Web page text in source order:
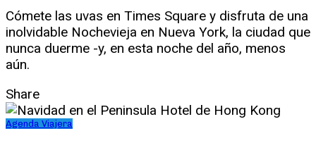
Cómete las uvas en Times Square y disfruta de una
inolvidable Nochevieja en Nueva York, la ciudad que
nunca duerme -y, en esta noche del año, menos
aún.
Share
Agenda Viajera